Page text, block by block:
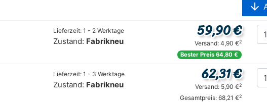
arrow_downward
Lieferzeit: 1 - 2 Werktage
Zustand: Fabrikneu
59,90 €
Versand: 4,90 €2
Bester Preis 64,80 €
Lieferzeit: 1 - 3 Werktage
Zustand: Fabrikneu
62,31 €
Versand: 5,90 €2
Gesamtpreis: 68,21 €2